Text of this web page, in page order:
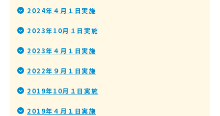
2024年４月１日実施
2023年10月１日実施
2023年４月１日実施
2022年９月１日実施
2019年10月１日実施
2019年４月１日実施